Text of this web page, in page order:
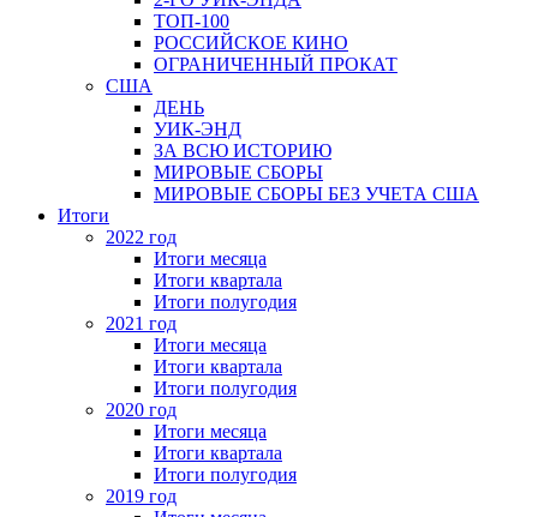
ТОП-100
РОССИЙСКОЕ КИНО
ОГРАНИЧЕННЫЙ ПРОКАТ
США
ДЕНЬ
УИК-ЭНД
ЗА ВСЮ ИСТОРИЮ
МИРОВЫЕ СБОРЫ
МИРОВЫЕ СБОРЫ БЕЗ УЧЕТА США
Итоги
2022 год
Итоги месяца
Итоги квартала
Итоги полугодия
2021 год
Итоги месяца
Итоги квартала
Итоги полугодия
2020 год
Итоги месяца
Итоги квартала
Итоги полугодия
2019 год